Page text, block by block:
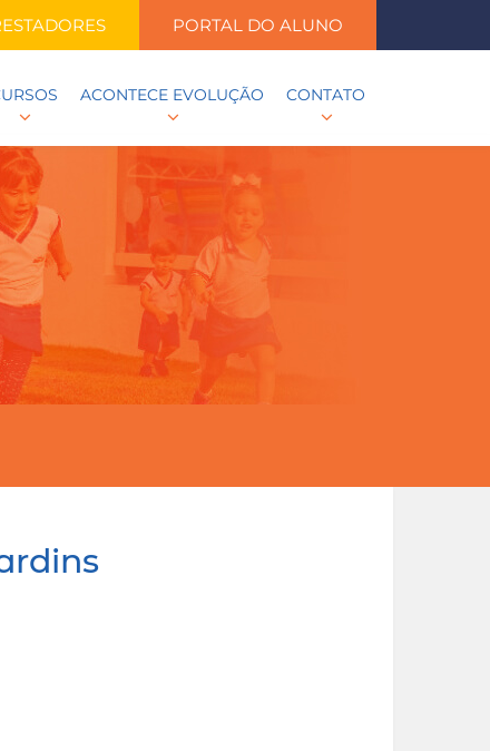
PORTAL DO ALUNO
ACONTECE EVOLUÇÃO CONTATO